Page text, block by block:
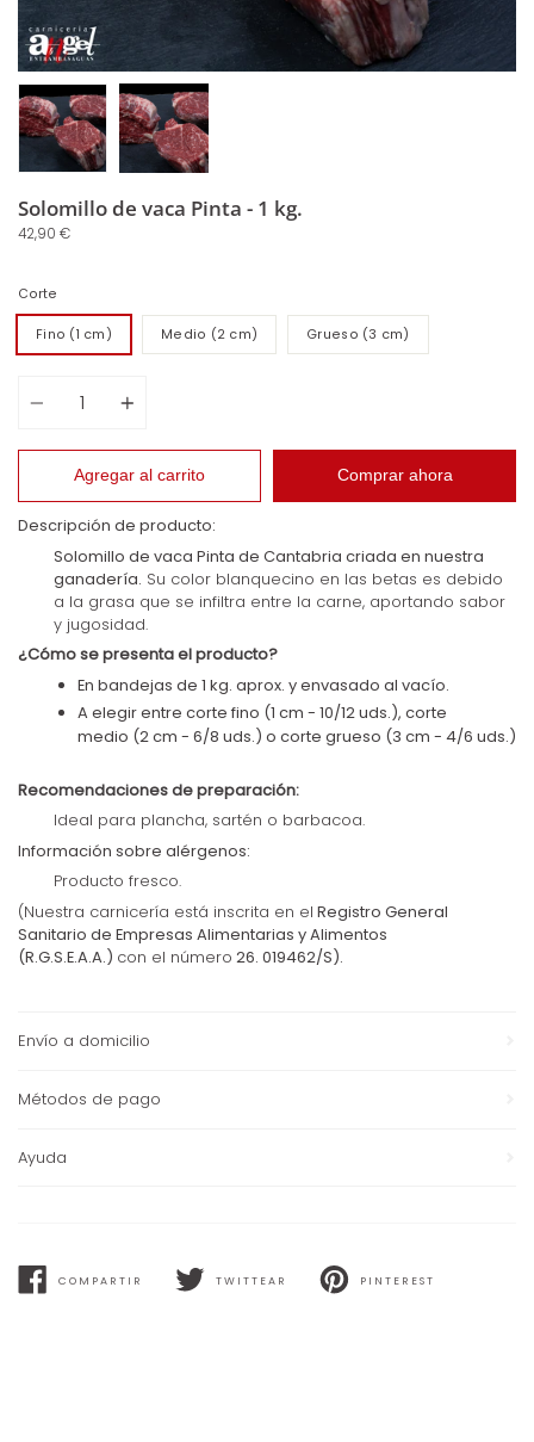
Solomillo de vaca Pinta - 1 kg.
42,90 €
Corte
Fino (1 cm) Medio (2 cm) Grueso (3 cm)
Agregar al carrito Comprar ahora
Descripción de producto:
Solomillo de vaca Pinta de Cantabria criada en nuestra
ganadería. Su color blanquecino en las betas es debido
a la grasa que se infiltra entre la carne, aportando sabor
y jugosidad.
¿Cómo se presenta el producto?
En bandejas de 1 kg. aprox. y envasado al vacío.
A elegir entre corte fino (1 cm - 10/12 uds.), corte
medio (2 cm - 6/8 uds.) o corte grueso (3 cm - 4/6 uds.)
Recomendaciones de preparación:
Ideal para plancha, sartén o barbacoa.
Información sobre alérgenos:
Producto fresco.
(Nuestra carnicería está inscrita en el Registro General
Sanitario de Empresas Alimentarias y Alimentos
(R.G.S.E.A.A.) con el número 26. 019462/S).
Envío a domicilio
Métodos de pago
Ayuda
COMPARTIR
COMPARTIR TWITTEAR
TWITTEAR PINTEREST
PINTEREST